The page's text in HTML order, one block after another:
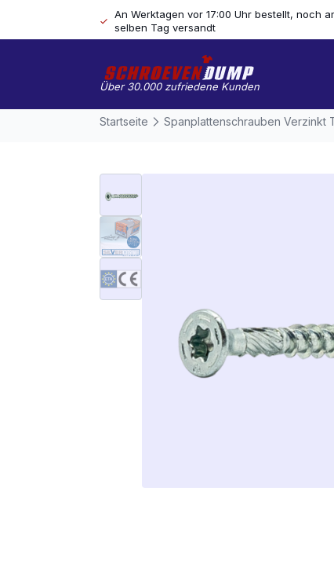
An Werktagen vor 17:00 Uhr bestellt, noch
selben Tag versandt
Über 30.000 zufriedene Kunden
Startseite Spanplattenschrauben Verzinkt